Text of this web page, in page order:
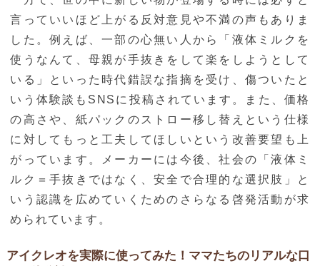
言っていいほど上がる反対意見や不満の声もありま
した。例えば、一部の心無い人から「液体ミルクを
使うなんて、母親が手抜きをして楽をしようとして
いる」といった時代錯誤な指摘を受け、傷ついたと
いう体験談もSNSに投稿されています。また、価格
の高さや、紙パックのストロー移し替えという仕様
に対してもっと工夫してほしいという改善要望も上
がっています。メーカーには今後、社会の「液体ミ
ルク＝手抜きではなく、安全で合理的な選択肢」と
いう認識を広めていくためのさらなる啓発活動が求
められています。
アイクレオを実際に使ってみた！ママたちのリアルな口